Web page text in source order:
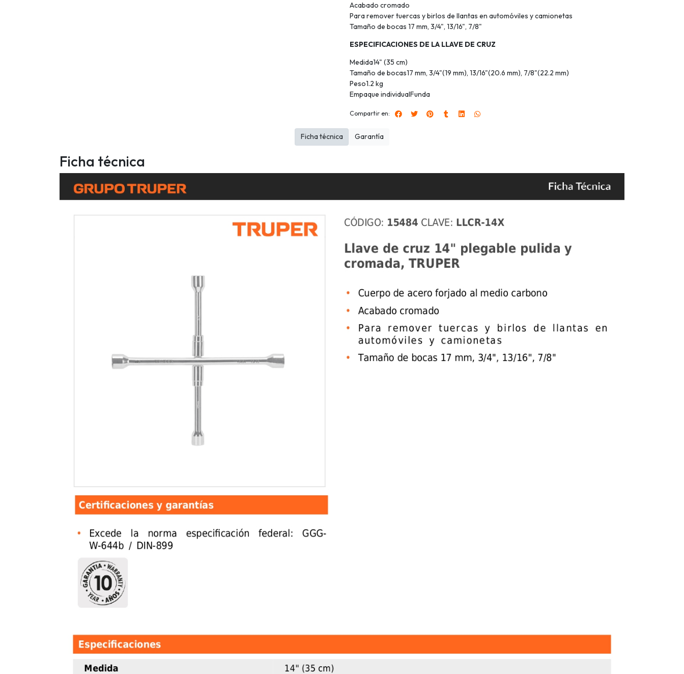
Acabado cromado
Para remover tuercas y birlos de llantas en automóviles y camionetas
Tamaño de bocas 17 mm, 3/4", 13/16", 7/8"
ESPECIFICACIONES DE LA LLAVE DE CRUZ
Medida14" (35 cm)
Tamaño de bocas17 mm, 3/4"(19 mm), 13/16"(20.6 mm), 7/8"(22.2 mm)
Peso1.2 kg
Empaque individualFunda
Compartir en:
Ficha técnica
Ficha técnica Garantía